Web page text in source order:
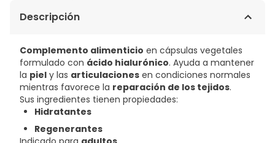
Descripción
Complemento alimenticio en cápsulas vegetales
formulado con ácido hialurónico. Ayuda a mantener
la piel y las articulaciones en condiciones normales
mientras favorece la reparación de los tejidos.
Sus ingredientes tienen propiedades:
Hidratantes
Regenerantes